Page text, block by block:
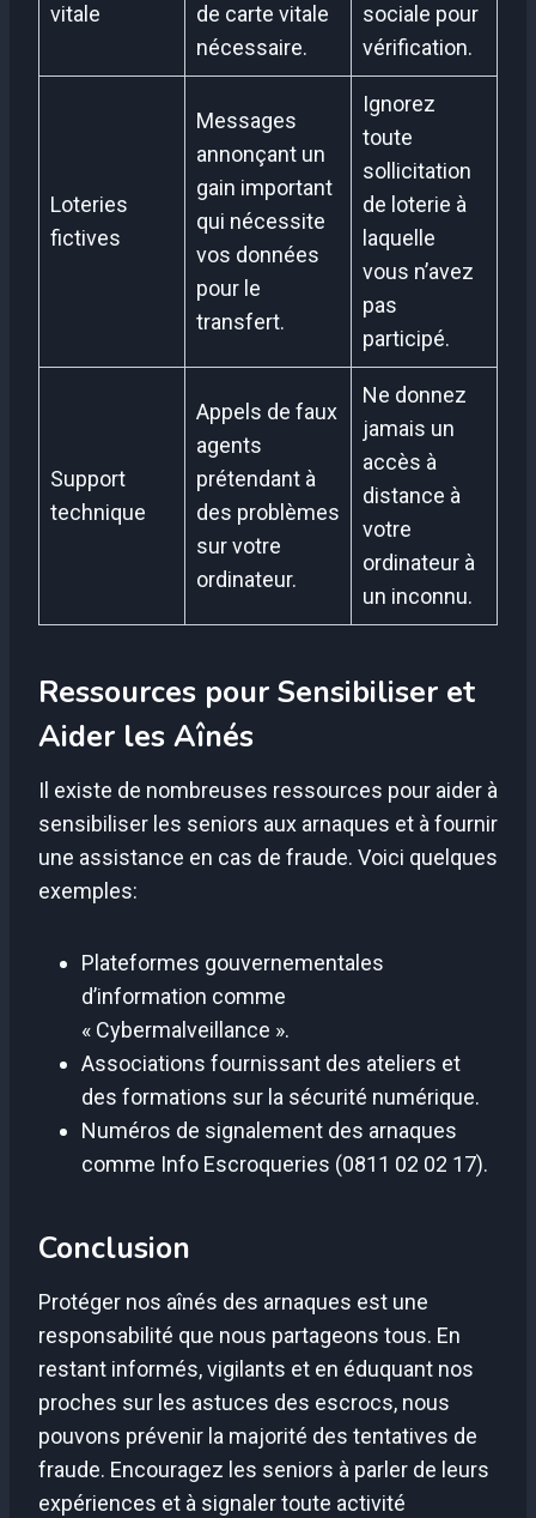
vitale
de carte vitale
nécessaire.
sociale pour
vérification.
Loteries
fictives
Messages
annonçant un
gain important
qui nécessite
vos données
pour le
transfert.
Ignorez
toute
sollicitation
de loterie à
laquelle
vous n’avez
pas
participé.
Support
technique
Appels de faux
agents
prétendant à
des problèmes
sur votre
ordinateur.
Ne donnez
jamais un
accès à
distance à
votre
ordinateur à
un inconnu.
Ressources pour Sensibiliser et
Aider les Aînés
Il existe de nombreuses ressources pour aider à
sensibiliser les seniors aux arnaques et à fournir
une assistance en cas de fraude. Voici quelques
exemples:
Plateformes gouvernementales
d’information comme
« Cybermalveillance ».
Associations fournissant des ateliers et
des formations sur la sécurité numérique.
Numéros de signalement des arnaques
comme Info Escroqueries (0811 02 02 17).
Conclusion
Protéger nos aînés des arnaques est une
responsabilité que nous partageons tous. En
restant informés, vigilants et en éduquant nos
proches sur les astuces des escrocs, nous
pouvons prévenir la majorité des tentatives de
fraude. Encouragez les seniors à parler de leurs
expériences et à signaler toute activité